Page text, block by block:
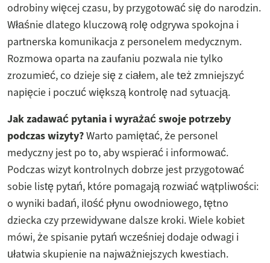
odrobiny więcej czasu, by przygotować się do narodzin.
Właśnie dlatego kluczową rolę odgrywa spokojna i
partnerska komunikacja z personelem medycznym.
Rozmowa oparta na zaufaniu pozwala nie tylko
zrozumieć, co dzieje się z ciałem, ale też zmniejszyć
napięcie i poczuć większą kontrolę nad sytuacją.
Jak zadawać pytania i wyrażać swoje potrzeby
podczas wizyty?Warto pamiętać, że personel
medyczny jest po to, aby wspierać i informować.
Podczas wizyt kontrolnych dobrze jest przygotować
sobie listę pytań, które pomagają rozwiać wątpliwości:
o wyniki badań, ilość płynu owodniowego, tętno
dziecka czy przewidywane dalsze kroki. Wiele kobiet
mówi, że spisanie pytań wcześniej dodaje odwagi i
ułatwia skupienie na najważniejszych kwestiach.